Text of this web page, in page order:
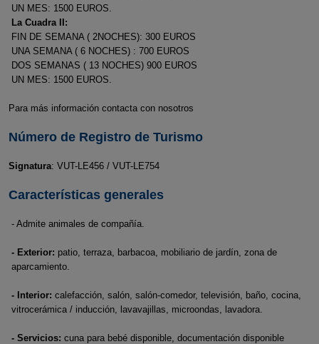
UN MES: 1500 EUROS.
La Cuadra II:
FIN DE SEMANA ( 2NOCHES): 300 EUROS
UNA SEMANA ( 6 NOCHES) : 700 EUROS
DOS SEMANAS ( 13 NOCHES) 900 EUROS
UN MES: 1500 EUROS.
Para más información contacta con nosotros
Número de Registro de Turismo
Signatura: VUT-LE456 / VUT-LE754
Características generales
- Admite animales de compañía.
- Exterior: patio, terraza, barbacoa, mobiliario de jardín, zona de
aparcamiento.
- Interior: calefacción, salón, salón-comedor, televisión, baño, cocina,
vitrocerámica / inducción, lavavajillas, microondas, lavadora.
- Servicios: cuna para bebé disponible, documentación disponible